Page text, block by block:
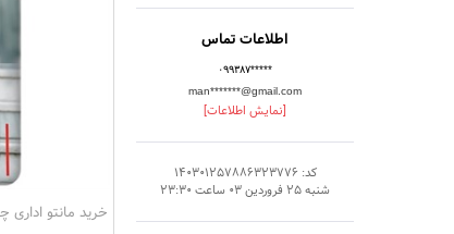
اطلاعات تماس
۰۹۹۳۸۷*****
man*******@gmail.com
[نمایش اطلاعات]
کد: 140301257886323776
شنبه 25 فروردین 03 ساعت 23:30
خرید مانتو اداری